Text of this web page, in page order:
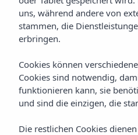
Aqua
ANGEBOTE
uns, während andere von
stammen, die
erbringen.
Cookies können
Cookies sind notwendig,
funktionieren kann, sie
und sind die einzigen, die
Die restlichen Cookies